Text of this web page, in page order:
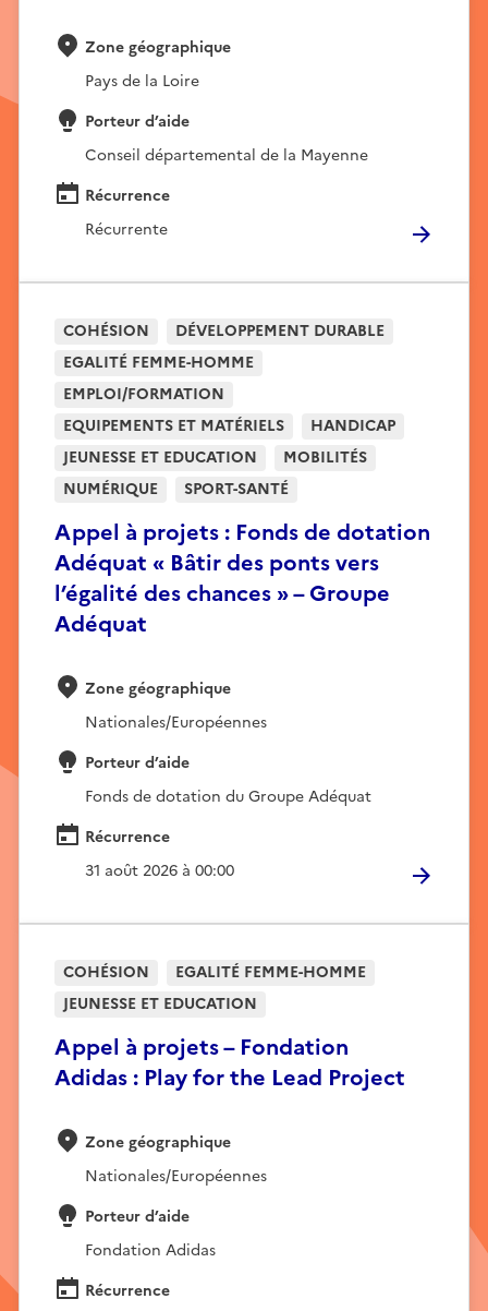
Zone géographique
Pays de la Loire
Porteur d’aide
Conseil départemental de la Mayenne
Récurrence
Récurrente
Appel à projets : Fonds de dotation
Adéquat « Bâtir des ponts vers
l’égalité des chances » – Groupe
Adéquat
COHÉSION
DÉVELOPPEMENT DURABLE
EGALITÉ FEMME-HOMME
EMPLOI/FORMATION
EQUIPEMENTS ET MATÉRIELS
HANDICAP
JEUNESSE ET EDUCATION
MOBILITÉS
NUMÉRIQUE
SPORT-SANTÉ
Zone géographique
Nationales/Européennes
Porteur d’aide
Fonds de dotation du Groupe Adéquat
Récurrence
31 août 2026 à 00:00
Appel à projets – Fondation
Adidas : Play for the Lead Project
COHÉSION
EGALITÉ FEMME-HOMME
JEUNESSE ET EDUCATION
Zone géographique
Nationales/Européennes
Porteur d’aide
Fondation Adidas
Récurrence